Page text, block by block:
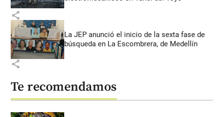
share
La JEP anunció el inicio de la sexta fase de
búsqueda en La Escombrera, de Medellín
share
Te recomendamos